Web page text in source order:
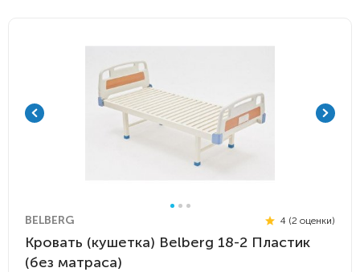
BELBERG 4 (2 оценки)
Кровать (кушетка) Belberg 18-2 Пластик
(без матраса)